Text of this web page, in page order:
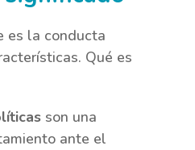
es la conducta
Qué es
son una
ante el